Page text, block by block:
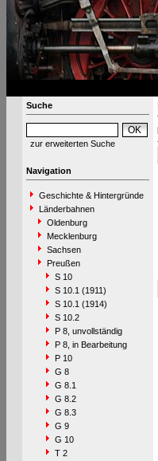
Suche
zur erweiterten Suche
Navigation
Geschichte & Hintergründe
Länderbahnen
Oldenburg
Mecklenburg
Sachsen
Preußen
S 10
S 10.1 (1911)
S 10.1 (1914)
S 10.2
P 8, unvollständig
P 8, in Bearbeitung
P 10
G 8
G 8.1
G 8.2
G 8.3
G 9
G 10
T 2